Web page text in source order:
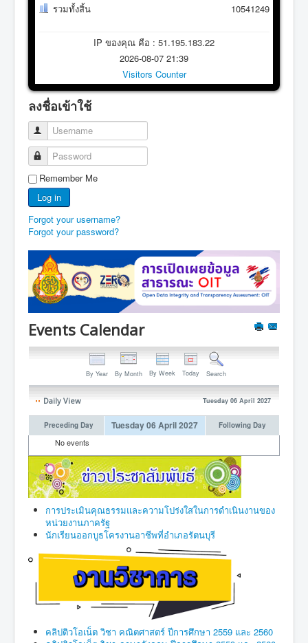
รวมทั้งสิ้น
10541249
IP ของคุณ คือ : 51.195.183.22
2026-08-07 21:39
Visitors Counter
ลงชื่อเข้าใช้
Username
Password
Remember Me
Log in
Forgot your username?
Forgot your password?
Events Calendar
By Year By Month By Week Today Search
Daily View Tuesday 06 April 2027
Preceding Day Tuesday 06 April 2027 Following Day
No events
การประเมินคุณธรรมและความโปร่งใสในการดำเนินงานของ
หน่วยงานภาครัฐ
นักเรียนออกบูธโครงานอาชีพที่อำเภอรัตนบุรี
คลิปติวโอเน็ต วิชา คณิตศาสตร์ ปีการศึกษา 2559 และ 2560